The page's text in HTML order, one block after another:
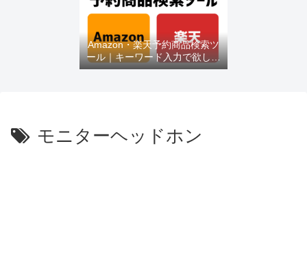
Amazon・楽天予約商品検索ツ
ール｜キーワード入力で欲しい
商品を即チェック
モニターヘッドホン